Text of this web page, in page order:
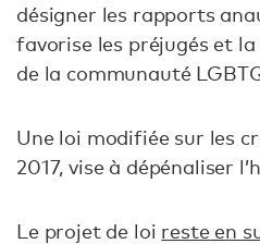
désigner les rapports
favorise les préjugés et
de la communauté
Une loi modifiée sur les
2017, vise à dépénaliser
Le projet de loi reste en